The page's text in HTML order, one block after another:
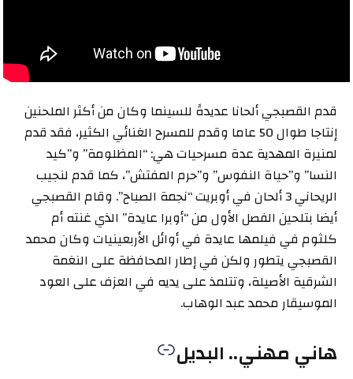
قدم القصبجي ألحانا عديدةً للسينما وكان من أكثر الملحنين
إنتاجا طوال 50 عاما وقدم للمسرح الغنائي الكثير، فقد قدم
لمنيرة المهدية عدة مسرحيات هي: “المظلومة” و”كيد
النسا” و”حياة النفوس” و”حرم المفتش”، كما قدم لنجيب
الريحاني 3 ألحان في أوبريت “نجمة الصباح”. وقام القصبجي
أيضا بتلحين الفصل الأول من “أوبرا عايدة” الذي غنته أم
كلثوم في فيلمها عايدة في أوائل الأربعينيات وكان محمد
القصبجي يتطور ولكن في إطار المحافظة على النغمة
الشرقية الأصيلة، وتتلمذ على يديه في العزف على العود
الموسيقار محمد عبد الوهاب.
هاني مهني.. البديل